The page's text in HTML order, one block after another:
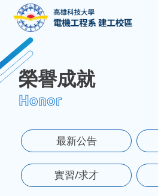
榮譽成就
Honor
最新公告
實習/求才